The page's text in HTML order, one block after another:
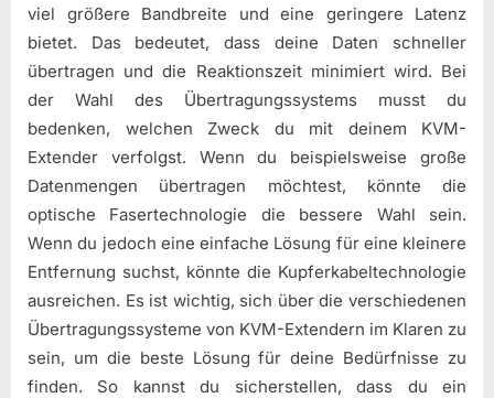
viel größere Bandbreite und eine geringere Latenz
bietet. Das bedeutet, dass deine Daten schneller
übertragen und die Reaktionszeit minimiert wird. Bei
der Wahl des Übertragungssystems musst du
bedenken, welchen Zweck du mit deinem KVM-
Extender verfolgst. Wenn du beispielsweise große
Datenmengen übertragen möchtest, könnte die
optische Fasertechnologie die bessere Wahl sein.
Wenn du jedoch eine einfache Lösung für eine kleinere
Entfernung suchst, könnte die Kupferkabeltechnologie
ausreichen. Es ist wichtig, sich über die verschiedenen
Übertragungssysteme von KVM-Extendern im Klaren zu
sein, um die beste Lösung für deine Bedürfnisse zu
finden. So kannst du sicherstellen, dass du ein